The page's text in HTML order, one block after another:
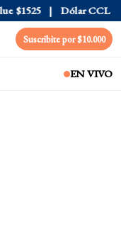
$1525 Dólar CCL
Suscribite por $10.000
EN VIVO